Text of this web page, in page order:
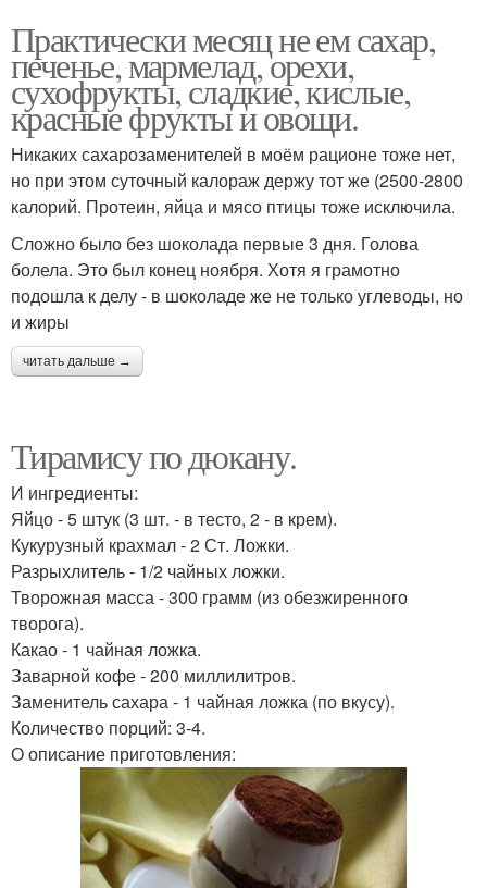
Практически месяц не ем сахар,
печенье, мармелад, орехи,
сухофрукты, сладкие, кислые,
красные фрукты и овощи.
Никаких сахарозаменителей в моём рационе тоже нет,
но при этом суточный калораж держу тот же (2500-2800
калорий. Протеин, яйца и мясо птицы тоже исключила.
Сложно было без шоколада первые 3 дня. Голова
болела. Это был конец ноября. Хотя я грамотно
подошла к делу - в шоколаде же не только углеводы, но
и жиры
читать дальше →
Тирамису по дюкану.
И ингредиенты:
Яйцо - 5 штук (3 шт. - в тесто, 2 - в крем).
Кукурузный крахмал - 2 Ст. Ложки.
Разрыхлитель - 1/2 чайных ложки.
Творожная масса - 300 грамм (из обезжиренного
творога).
Какао - 1 чайная ложка.
Заварной кофе - 200 миллилитров.
Заменитель сахара - 1 чайная ложка (по вкусу).
Количество порций: 3-4.
О описание приготовления: